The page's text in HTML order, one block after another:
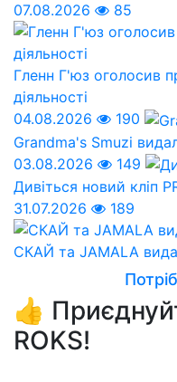
07.08.2026 85
Гленн Г'юз оголосив
діяльності
04.08.2026
190
Grandma's Smuzi
03.08.2026
149
Дивіться новий кліп
31.07.2026
189
СКАЙ та JAMALA
👍
ROKS!